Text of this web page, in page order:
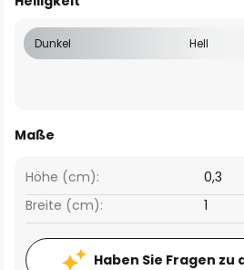
Dunkel Hell
Maße
Breite (cm): 1
Höhe (cm): 0,3
Haben Sie Fragen zu